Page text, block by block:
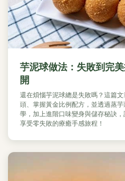
芋泥球做法：失敗到完
開
還在煩惱芋泥球總是失敗嗎？這篇
頭、掌握黃金比例配方，並透過蒸
學，加上進階口味變身與儲存秘訣
享受零失敗的療癒手感旅程！